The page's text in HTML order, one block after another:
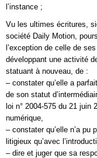
l’instance ;
Vu les ultimes écritures,
société Daily Motion,
l’exception de celle de
développant une activité
statuant à nouveau, de :
– constater qu’elle a
de son statut
loi n° 2004-575 du 21 juin
numérique,
– constater qu’elle n’a
litigieux qu’avec
– dire et juger que sa